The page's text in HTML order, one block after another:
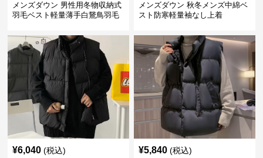
メンズダウン 男性用冬物収納式
羽毛ベスト軽量薄手白鵞鳥羽毛
メンズダウン 秋冬メンズ中綿ベ
スト防寒軽量袖なし上着
¥6,040 (税込) ¥5,840 (税込)